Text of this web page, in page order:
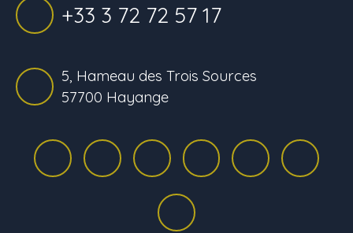
+33 3 72 72 57 17
5, Hameau des Trois Sources
57700 Hayange